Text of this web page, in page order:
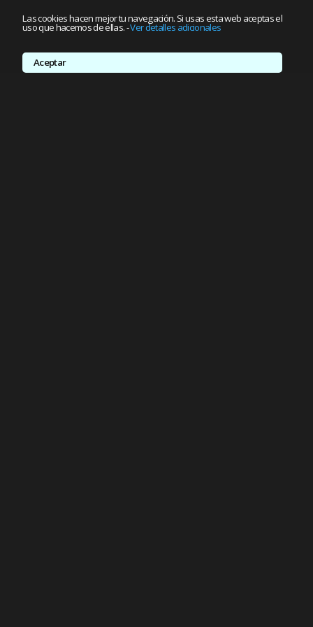
Las cookies hacen mejor tu navegación. Si usas esta web aceptas el
uso que hacemos de ellas.-Ver detalles adicionales
Aceptar